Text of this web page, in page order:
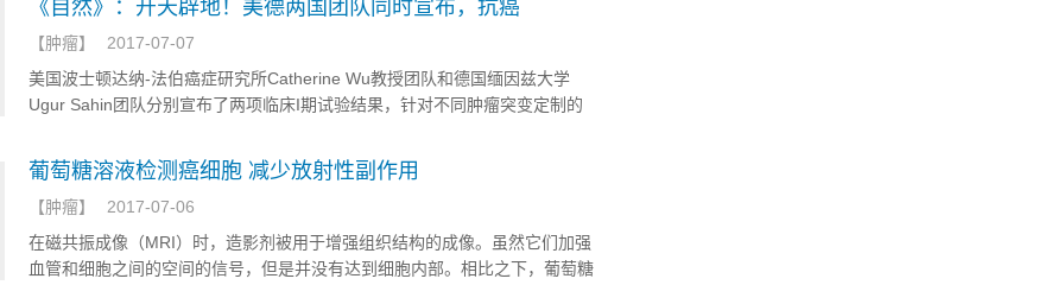
《自然》：开天辟地！美德两国团队同时宣布，抗癌
【肿瘤】
2017-07-07
美国波士顿达纳-法伯癌症研究所Catherine Wu教授团队和德国缅因兹大学
Ugur Sahin团队分别宣布了两项临床I期试验结果，针对不同肿瘤突变定制的
得成功的癌症疫苗研究报道！两组团队的研究成果同时发表在 7月5日的
《Nature》上！
葡萄糖溶液检测癌细胞 减少放射性副作用
【肿瘤】
2017-07-06
在磁共振成像（MRI）时，造影剂被用于增强组织结构的成像。虽然它们加强
血管和细胞之间的空间的信号，但是并没有达到细胞内部。相比之下，葡萄糖